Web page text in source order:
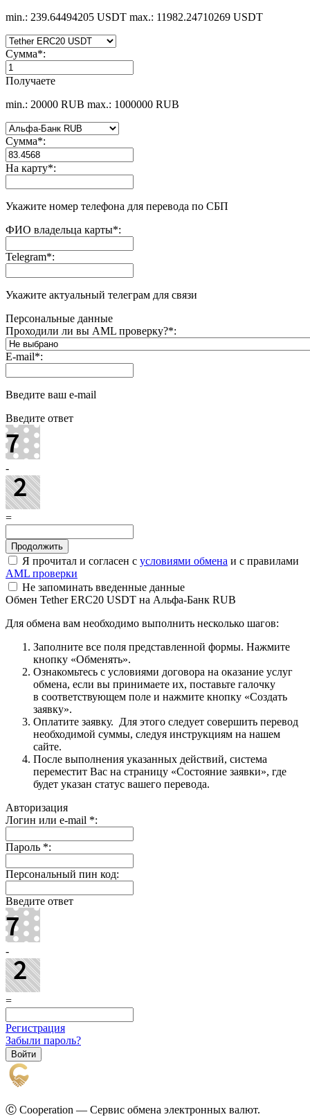
min.: 239.64494205 USDT max.: 11982.24710269 USDT
Сумма*:
Получаете
min.: 20000 RUB max.: 1000000 RUB
Сумма*:
На карту*:
Укажите номер телефона для перевода по СБП
ФИО владельца карты*:
Telegram*:
Укажите актуальный телеграм для связи
Персональные данные
Проходили ли вы AML проверку?*:
E-mail*:
Введите ваш e-mail
Введите ответ
-
=
Я прочитал и согласен с условиями обмена и с правилами
AML проверки
Не запоминать введенные данные
Обмен Tether ERC20 USDT на Альфа-Банк RUB
Для обмена вам необходимо выполнить несколько шагов:
Заполните все поля представленной формы. Нажмите
кнопку «Обменять».
Ознакомьтесь с условиями договора на оказание услуг
обмена, если вы принимаете их, поставьте галочку
в соответствующем поле и нажмите кнопку «Создать
заявку».
Оплатите заявку. Для этого следует совершить перевод
необходимой суммы, следуя инструкциям на нашем
сайте.
После выполнения указанных действий, система
переместит Вас на страницу «Состояние заявки», где
будет указан статус вашего перевода.
Авторизация
Логин или e-mail *:
Пароль *:
Персональный пин код:
Введите ответ
-
=
Регистрация
Забыли пароль?
Ⓒ Cooperation — Сервис обмена электронных валют.